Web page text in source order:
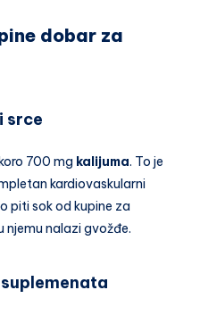
dobar za
srce
700 mg kalijuma. To je
kardiovaskularni
piti sok od kupine za
njemu nalazi gvožđe.